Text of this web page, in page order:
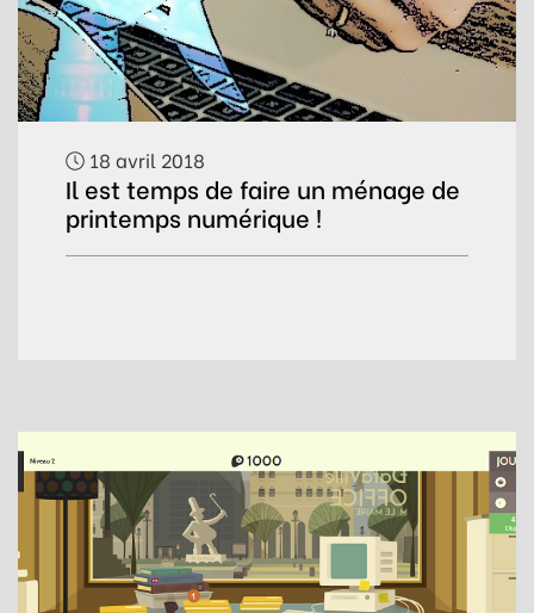
18 avril 2018
Il est temps de faire un ménage de
printemps numérique !